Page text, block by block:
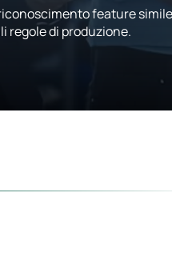
feature
regole di produzione.